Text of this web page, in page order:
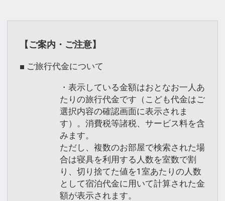
【ご案内・ご注意】
■ ご旅行代金について
・表示している金額はおとなお一人あ
たりの旅行代金です（こども代金はご
選択内容の確認画面に表示されま
す）。消費税等諸税、サービス料を含
みます。
ただし、複数のお部屋で検索された場
合は寝具を利用する人数を室数で割
り、切り捨てた値を1室あたりの人数
として宿泊代金に用いて計算された金
額が表示されます。